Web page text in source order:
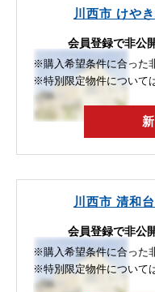
川西市 けや
会員登録で非公
※購入希望条件に合った
※特別限定物件について
川西市 清和
会員登録で非公
※購入希望条件に合った
※特別限定物件について